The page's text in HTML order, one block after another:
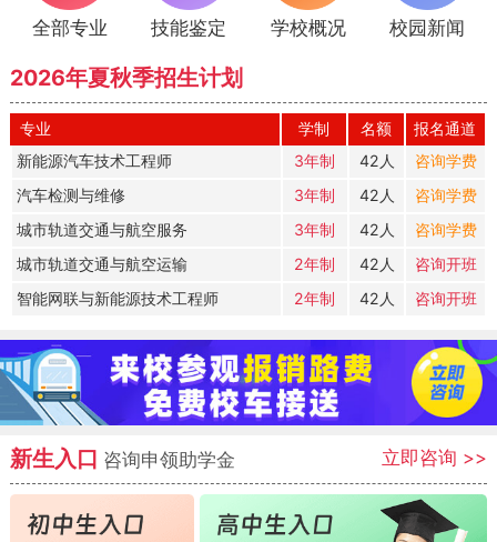
全部专业 技能鉴定 学校概况 校园新闻
2026年夏秋季招生计划
专业 学制 名额
报名通道
新能源汽车技术工程师
3年制 42人
咨询学费
汽车检测与维修
3年制 42人
咨询学费
城市轨道交通与航空服务
3年制 42人
咨询学费
城市轨道交通与航空运输
2年制 42人
咨询开班
智能网联与新能源技术工程师
2年制 42人 咨询开班
新生入口 咨询申领助学金 立即咨询 >>